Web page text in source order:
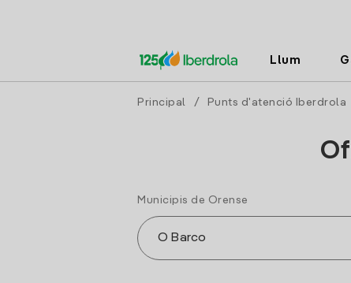
Llum
Principal / Punts d'atenció Iberdrola
Municipis de Orense